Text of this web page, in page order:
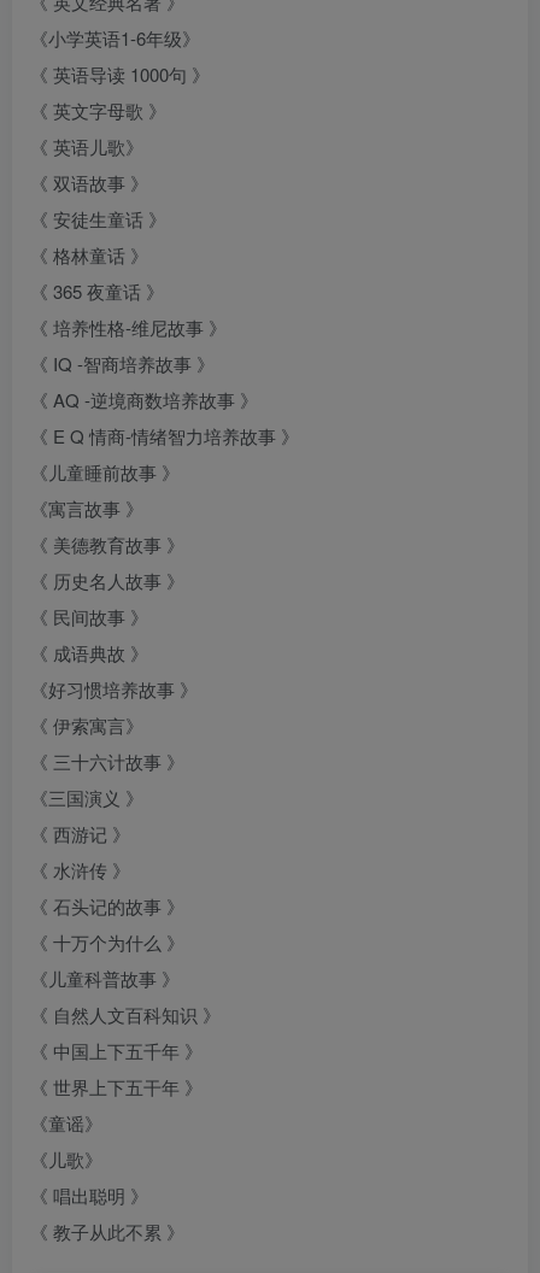
《小学英语1-6年级》
《 英语导读 1000句 》
《 英文字母歌 》
《 英语儿歌》
《 双语故事 》
《 安徒生童话 》
《 格林童话 》
《 365 夜童话 》
《 培养性格-维尼故事 》
《 IQ -智商培养故事 》
《 AQ -逆境商数培养故事 》
《 E Q 情商-情绪智力培养故事 》
《儿童睡前故事 》
《寓言故事 》
《 美德教育故事 》
《 历史名人故事 》
《 民间故事 》
《 成语典故 》
《好习惯培养故事 》
《 伊索寓言》
《 三十六计故事 》
《三国演义 》
《 西游记 》
《 水浒传 》
《 石头记的故事 》
《 十万个为什么 》
《儿童科普故事 》
《 自然人文百科知识 》
《 中国上下五千年 》
《 世界上下五干年 》
《童谣》
《儿歌》
《 唱出聪明 》
《 教子从此不累 》